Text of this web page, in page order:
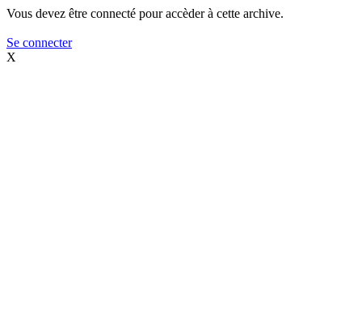
Vous devez être connecté pour accèder à cette archive.
Se connecter
X